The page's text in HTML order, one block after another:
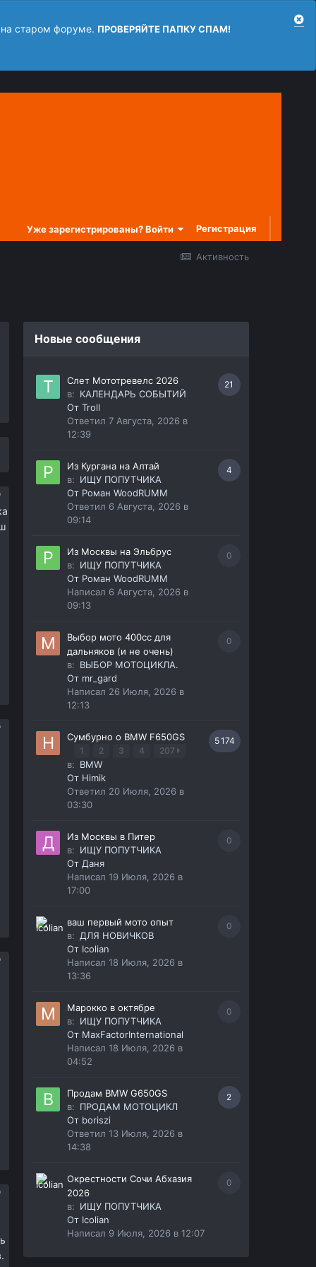
на старом форуме. ПРОВЕРЯЙТЕ ПАПКУ СПАМ!
Уже зарегистрированы? Войти Регистрация
Активность
Новые сообщения
21
Слет Мототревелс 2026
в: КАЛЕНДАРЬ СОБЫТИЙ
От Troll
Ответил 7 Августа, 2026 в
12:39
4
Из Кургана на Алтай
в: ИЩУ ПОПУТЧИКА
От Роман WoodRUMM
Ответил 6 Августа, 2026 в
09:14
0
Из Москвы на Эльбрус
в: ИЩУ ПОПУТЧИКА
От Роман WoodRUMM
Написал 6 Августа, 2026 в
09:13
0
Выбор мото 400сс для
дальняков (и не очень)
в: ВЫБОР МОТОЦИКЛА.
От mr_gard
Написал 26 Июля, 2026 в
12:13
5 174
Сумбурно о BMW F650GS
1 2 3 4 207
в: BMW
От Himik
Ответил 20 Июля, 2026 в
03:30
0
Из Москвы в Питер
в: ИЩУ ПОПУТЧИКА
От Даня
Написал 19 Июля, 2026 в
17:00
0
ваш первый мото опыт
в: ДЛЯ НОВИЧКОВ
От Icolian
Написал 18 Июля, 2026 в
13:36
0
Марокко в октябре
в: ИЩУ ПОПУТЧИКА
От MaxFactorInternational
Написал 18 Июля, 2026 в
04:52
2
Продам BMW G650GS
в: ПРОДАМ МОТОЦИКЛ
От boriszi
Ответил 13 Июля, 2026 в
14:38
0
Окрестности Сочи Абхазия
2026
в: ИЩУ ПОПУТЧИКА
От Icolian
Написал 9 Июля, 2026 в 12:07